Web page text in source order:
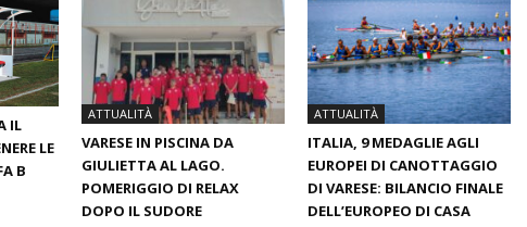
IL
LE
B
ATTUALITÀ
VARESE IN PISCINA DA
GIULIETTA AL LAGO.
POMERIGGIO DI RELAX
DOPO IL SUDORE
ATTUALITÀ
ITALIA, 9 MEDAGLIE AGLI
EUROPEI DI CANOTTAGGIO
DI VARESE: BILANCIO FINALE
DELL’EUROPEO DI CASA